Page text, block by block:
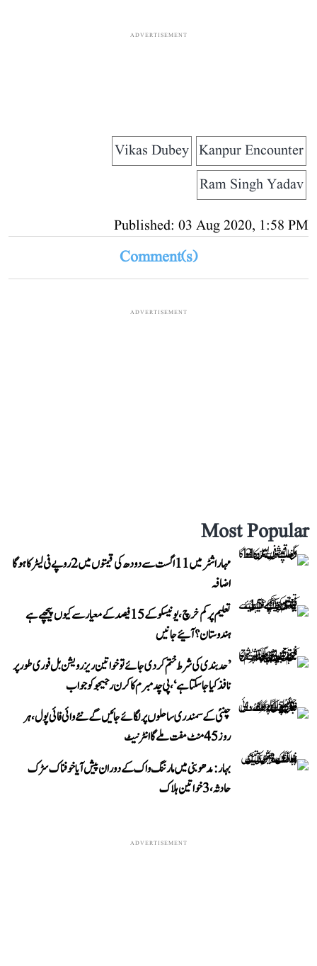
ADVERTISEMENT
Kanpur Encounter
Vikas Dubey
Ram Singh Yadav
Published: 03 Aug 2020, 1:58 PM
Comment(s)
ADVERTISEMENT
Most Popular
مہاراشٹر میں 11 اگست سے دودھ کی قیمتوں میں 2 روپے فی لیٹر کا ہوگا
اضافہ
تعلیم پر کم خرچ، یونیسکو کے 15 فیصد کے معیار سے کیوں پیچھے ہے
ہندوستان؟ آئیے جانیں
’حد بندی کی شرط ختم کر دی جائے تو خواتین ریزرویشن بل فوری طور پر
نافذ کیا جا سکتا ہے‘، پی چدمبرم کا کرن رجیجو کو جواب
چنئی کے سمندری ساحلوں پر لگائے جائیں گے نئے وائی فائی پول، ہر
روز 45 منٹ مفت ملے گا انٹرنیٹ
بہار: مدھوبنی میں مارننگ واک کے دوران پیش آیا خوفناک سڑک
حادثہ، 3 خواتین ہلاک
ADVERTISEMENT